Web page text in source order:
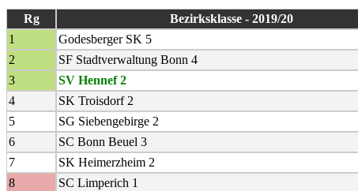
Rg Bezirksklasse - 2019/20
1
Godesberger SK 5
2
SF Stadtverwaltung Bonn 4
3
SV Hennef 2
4
SK Troisdorf 2
5
SG Siebengebirge 2
6
SC Bonn Beuel 3
7
SK Heimerzheim 2
8
SC Limperich 1